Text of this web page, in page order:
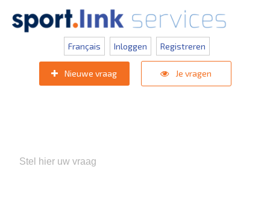
Français Inloggen Registreren
Nieuwe vraag Je vragen